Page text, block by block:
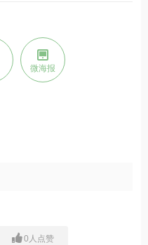
微海报
0 人点赞